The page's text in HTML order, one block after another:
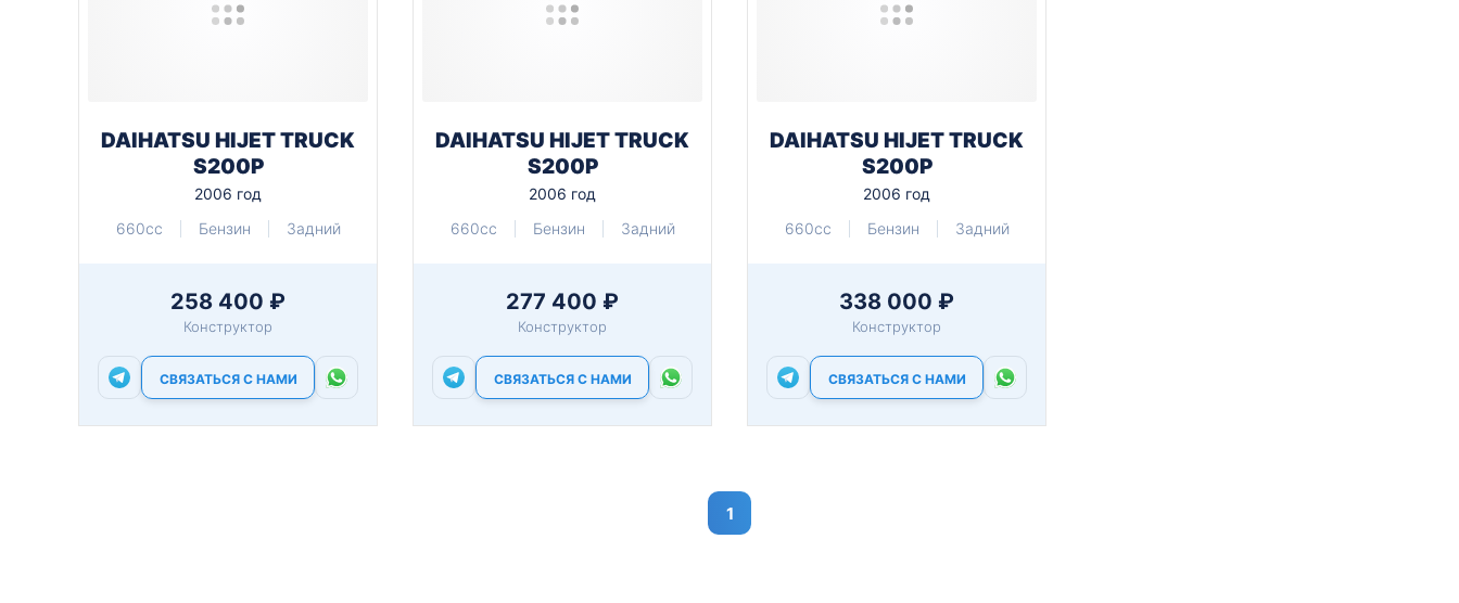
DAIHATSU HIJET TRUCK
S200P
2006 год
660cc
Бензин Задний
258 400 ₽
Конструктор
СВЯЗАТЬСЯ С НАМИ
DAIHATSU HIJET TRUCK
S200P
2006 год
660cc
Бензин Задний
277 400 ₽
Конструктор
СВЯЗАТЬСЯ С НАМИ
DAIHATSU HIJET TRUCK
S200P
2006 год
660cc
Бензин Задний
338 000 ₽
Конструктор
СВЯЗАТЬСЯ С НАМИ
1